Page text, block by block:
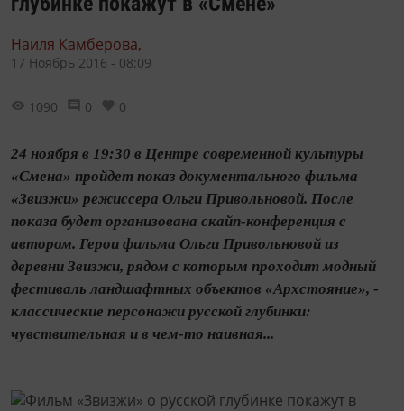
Наиля Камберова,
17 Ноябрь 2016 - 08:09
1090 0 0
24 ноября в 19:30 в Центре современной культуры
«Смена» пройдет показ документального фильма
«Звизжи» режиссера Ольги Привольновой. После
показа будет организована скайп-конференция с
автором. Герои фильма Ольги Привольновой из
деревни Звизжи, рядом с которым проходит модный
фестиваль ландшафтных объектов «Архстояние», -
классические персонажи русской глубинки:
чувствительная и в чем-то наивная...